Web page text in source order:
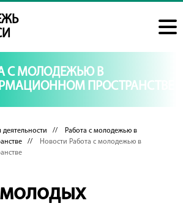
С МОЛОДЕЖЬЮ В
ПРОСТРАНСТВЕ
//
Работа с молодежью в
//
Новости Работа с молодежью в